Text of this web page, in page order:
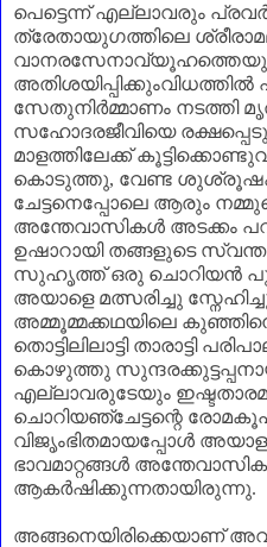
പെട്ടെന്ന് എല്ലാവരും
ത്രേതായുഗത്തിലെ
സേതുനിർമ്മാണം നടത്തി
സഹോദരജീവിയെ
മാളത്തിലേക്ക്
കൊടുത്തു, വേണ്ട
ചേട്ടനെപ്പോലെ ആരും
അന്തേവാസികൾ അടക്കം
ഉഷാറായി തങ്ങളുടെ
സുഹൃത്ത് ഒരു ചൊറിയൻ
അയാളെ മത്സരിച്ചു
അമ്മൂമ്മക്കഥയിലെ
തൊട്ടിലിലാട്ടി താരാട്ടി
കൊഴുത്തു
എല്ലാവരുടേയും
ചൊറിയഞ്ചേട്ടന്റെ
വിജൃംഭിതമായപ്പോൾ
ഭാവമാറ്റങ്ങൾ
ആകർഷിക്കുന്നതായിരുന്നു.
അങ്ങനെയിരിക്കെയാണ്‌